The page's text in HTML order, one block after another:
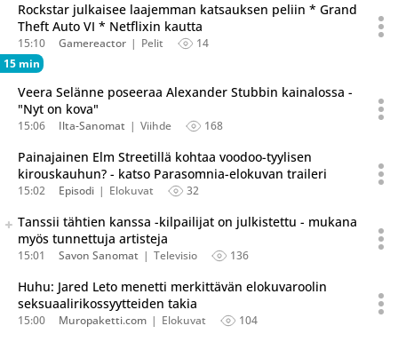
Rockstar julkaisee laajemman katsauksen peliin * Grand
Theft Auto VI * Netflixin kautta
15:10 Gamereactor Pelit
14
15 min
Veera Selänne poseeraa Alexander Stubbin kainalossa -
"Nyt on kova"
15:06 Ilta-Sanomat Viihde 168
Painajainen Elm Streetillä kohtaa voodoo-tyylisen
kirouskauhun? - katso Parasomnia-elokuvan traileri
15:02 Episodi Elokuvat 32
Seuraava uutinen on julkaistu useassa eri lähteessä.
Listaa uutisen kaikki versiot
Tanssii tähtien kanssa -kilpailijat on julkistettu - mukana
myös tunnettuja artisteja
15:01 Savon Sanomat Televisio 136
Huhu: Jared Leto menetti merkittävän elokuvaroolin
seksuaalirikossyytteiden takia
15:00 Muropaketti.com Elokuvat 104